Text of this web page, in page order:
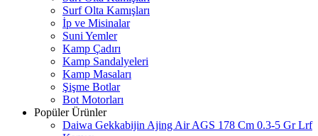
Surf Olta Kamışları
İp ve Misinalar
Suni Yemler
Kamp Çadırı
Kamp Sandalyeleri
Kamp Masaları
Şişme Botlar
Bot Motorları
Popüler Ürünler
Daiwa Gekkabijin Ajing Air AGS 178 Cm 0.3-5 Gr Lrf